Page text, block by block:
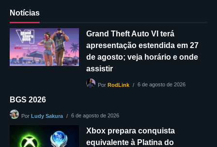
Notícias
Grand Theft Auto VI terá
apresentação estendida em 27
de agosto; veja horário e onde
assistir
PorRodLink 6 de agosto de 2026
BGS 2026
PorLudy Sakura 6 de agosto de 2026
Xbox prepara conquista
equivalente à Platina do